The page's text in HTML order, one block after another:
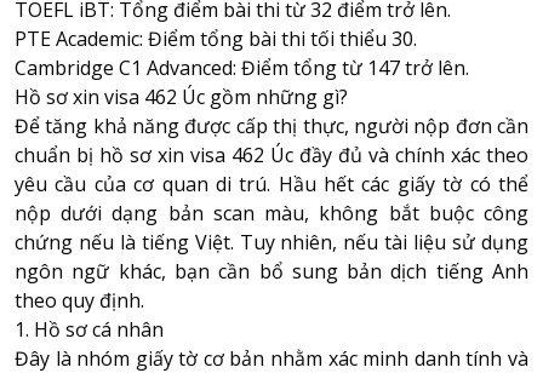
TOEFL iBT: Tổng điểm bài thi từ 32 điểm trở lên.
PTE Academic: Điểm tổng bài thi tối thiểu 30.
Cambridge C1 Advanced: Điểm tổng từ 147 trở lên.
Hồ sơ xin visa 462 Úc gồm những gì?
Để tăng khả năng được cấp thị thực, người nộp đơn cần
chuẩn bị hồ sơ xin visa 462 Úc đầy đủ và chính xác theo
yêu cầu của cơ quan di trú. Hầu hết các giấy tờ có thể
nộp dưới dạng bản scan màu, không bắt buộc công
chứng nếu là tiếng Việt. Tuy nhiên, nếu tài liệu sử dụng
ngôn ngữ khác, bạn cần bổ sung bản dịch tiếng Anh
theo quy định.
1. Hồ sơ cá nhân
Đây là nhóm giấy tờ cơ bản nhằm xác minh danh tính và